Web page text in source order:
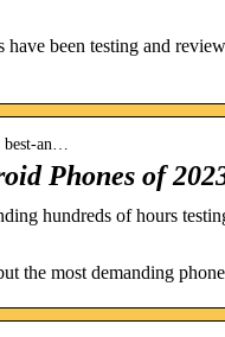
have been testing and
an…
Phones of
hundreds of hours
the most demanding